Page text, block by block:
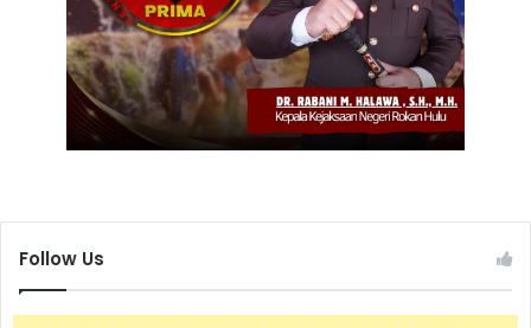
Follow Us